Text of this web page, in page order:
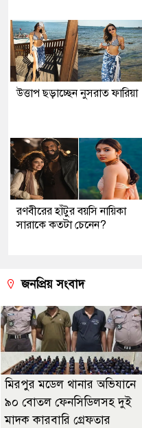
উত্তাপ ছড়াচ্ছেন নুসরাত ফারিয়া
রণবীরের হাঁটুর বয়সি নায়িকা
সারাকে কতটা চেনেন?
জনপ্রিয় সংবাদ
মিরপুর মডেল থানার অভিযানে
৯০ বোতল ফেনসিডিলসহ দুই
মাদক কারবারি গ্রেফতার